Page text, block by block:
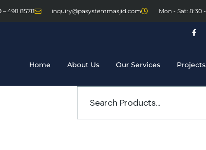
– 498 8578 inquiry@pasystemmasjid.com Mon - Sat: 8:30
Home About Us Our Services Projects